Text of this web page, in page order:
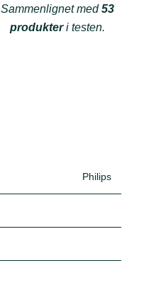
Sammenlignet med53
produkteri testen.
Philips